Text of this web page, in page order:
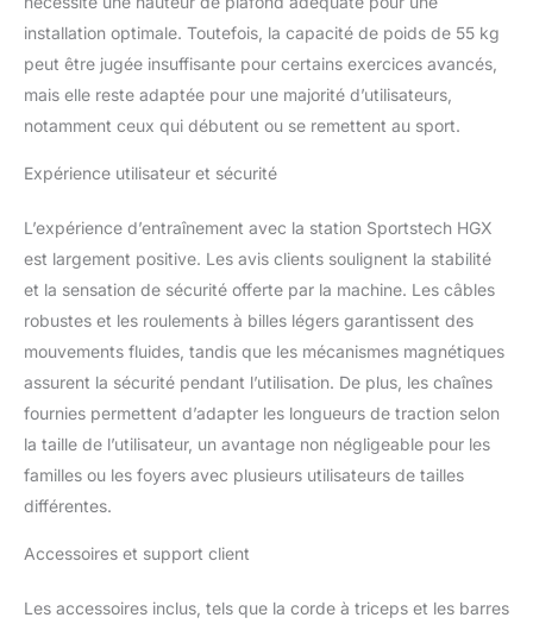
installation optimale. Toutefois, la capacité de poids de 55 kg
peut être jugée insuffisante pour certains exercices avancés,
mais elle reste adaptée pour une majorité d’utilisateurs,
notamment ceux qui débutent ou se remettent au sport.
Expérience utilisateur et sécurité
L’expérience d’entraînement avec la station Sportstech HGX
est largement positive. Les avis clients soulignent la stabilité
et la sensation de sécurité offerte par la machine. Les câbles
robustes et les roulements à billes légers garantissent des
mouvements fluides, tandis que les mécanismes magnétiques
assurent la sécurité pendant l’utilisation. De plus, les chaînes
fournies permettent d’adapter les longueurs de traction selon
la taille de l’utilisateur, un avantage non négligeable pour les
familles ou les foyers avec plusieurs utilisateurs de tailles
différentes.
Accessoires et support client
Les accessoires inclus, tels que la corde à triceps et les barres